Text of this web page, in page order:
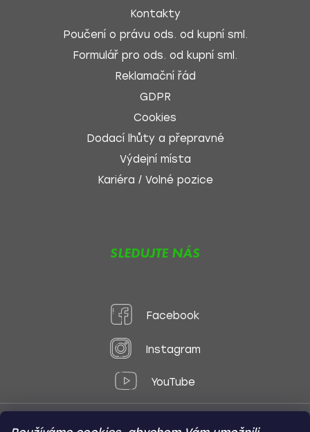
Kontakty
Poučení o právu ods. od kupní sml.
Formulář pro ods. od kupní sml.
Reklamační řád
GDPR
Cookies
Dodací lhůty a přepravné
Výdejní místa
Kariéra / Volné pozice
SLEDUJTE NÁS
Facebook
Instagram
YouTube